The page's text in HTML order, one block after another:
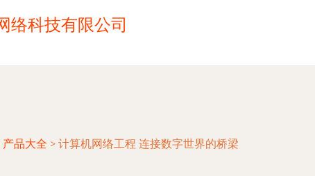
络科技有限公司
产品大全 > 计算机网络工程 连接数字世界的桥梁